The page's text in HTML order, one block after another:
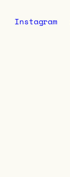
Instagram